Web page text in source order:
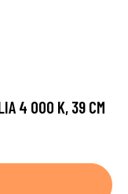
4 000 K, 39 CM